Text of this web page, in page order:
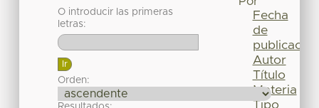
O introducir las primeras
letras:
Orden:
Fecha
de
publicación
Autor
Título
Materia
Tipo